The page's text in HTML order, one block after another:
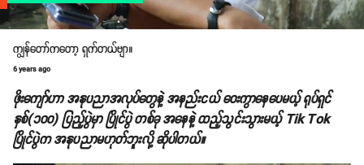
ကျွန်တော်ကတော့ ရှက်တယ်ဗျာ။
6 years ago
ဖိုးကျော်ဟာ အနုပညာအလုပ်တွေနဲ့ အနည်းငယ် ဝေးကွာနေပေမယ့် ရုပ်ရှင်
နှစ်(၁၀၀) ပြည့်ပွဲမှာ ပြိုင်ပွဲ တစ်ခု အနေနဲ့ ထည့်သွင်းသွားမယ့် Tik Tok
ပြိုင်ပွဲက အနုပညာမဟုတ်ဘူးလို့ ဆိုပါတယ်။